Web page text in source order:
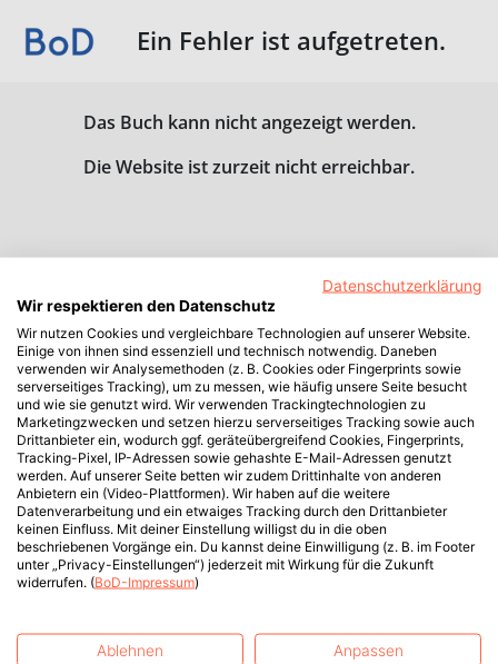
Ein Fehler ist aufgetreten.
Das Buch kann nicht angezeigt werden.
Die Website ist zurzeit nicht erreichbar.
Datenschutzerklärung
Wir respektieren den Datenschutz
Wir nutzen Cookies und vergleichbare Technologien auf unserer Website.
Einige von ihnen sind essenziell und technisch notwendig. Daneben
verwenden wir Analysemethoden (z. B. Cookies oder Fingerprints sowie
serverseitiges Tracking), um zu messen, wie häufig unsere Seite besucht
und wie sie genutzt wird. Wir verwenden Trackingtechnologien zu
Marketingzwecken und setzen hierzu serverseitiges Tracking sowie auch
Drittanbieter ein, wodurch ggf. geräteübergreifend Cookies, Fingerprints,
Tracking-Pixel, IP-Adressen sowie gehashte E-Mail-Adressen genutzt
werden. Auf unserer Seite betten wir zudem Drittinhalte von anderen
Anbietern ein (Video-Plattformen). Wir haben auf die weitere
Datenverarbeitung und ein etwaiges Tracking durch den Drittanbieter
keinen Einfluss. Mit deiner Einstellung willigst du in die oben
beschriebenen Vorgänge ein. Du kannst deine Einwilligung (z. B. im Footer
unter „Privacy-Einstellungen“) jederzeit mit Wirkung für die Zukunft
widerrufen. (BoD-Impressum)
Ablehnen Anpassen